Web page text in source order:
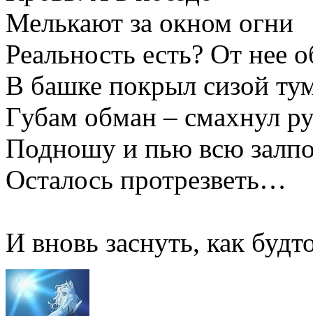
Мелькают за окном огни
Реальность есть? От нее
В башке покрыл сизой
Губам обман – смахнул
Подношу и пью всю
Осталось протрезветь…
И вновь заснуть, как